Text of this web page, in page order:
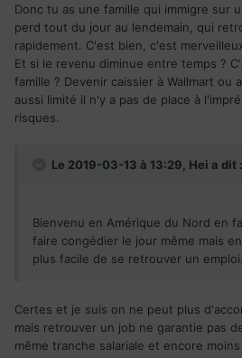
Donc tu as une famille qui immigre sur
perd tout du jour au lendemain, qui
rapidement. C'est bien, c'est
Et si le revenu diminue entre temps ?
famille ? Devenir caissier à Wallmart ou
aussi limité il n'y a pas de place à
risques.
Le 2019-03-13 à 13:29, Hei a dit :
Bienvenu en Amérique du Nord en
faire congédier le jour même mais
plus facile de se retrouver un emploi.
Certes et je suis on ne peut plus
mais retrouver un job ne garantie pas
même tranche salariale et encore